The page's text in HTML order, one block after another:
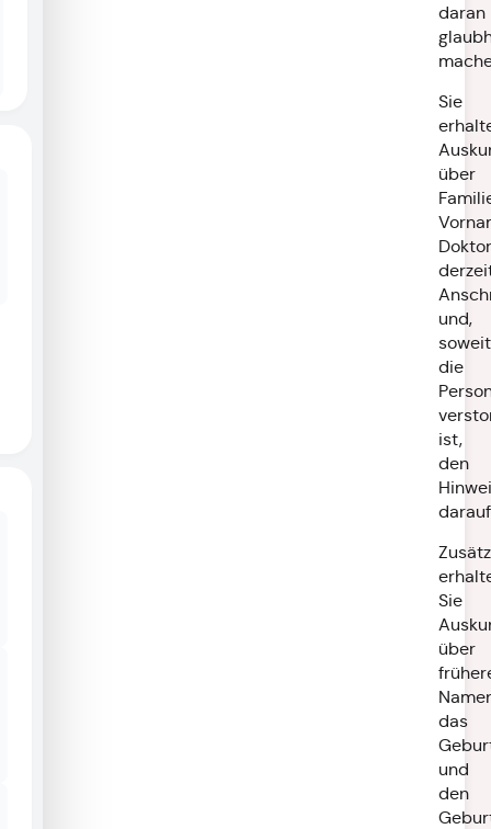
daran
Sie
über
und,
soweit
die
ist,
den
Sie
über
das
und
den